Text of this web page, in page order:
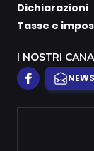
Dichiarazioni
Tasse e
I NOSTRI